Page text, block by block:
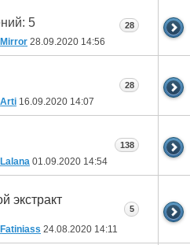
Mirror 28.09.2020 14:56
28
Arti 16.09.2020 14:07
28
Lalana 01.09.2020 14:54
138
экстракт
Fatiniass 24.08.2020 14:11
5